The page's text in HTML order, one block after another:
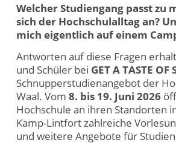
Welcher Studiengang passt zu
sich der Hochschulalltag an?
mich eigentlich auf einem
Antworten auf diese Fragen
und Schüler bei GET A TASTE OF
Schnupperstudienangebot der
Waal. Vom 8. bis 19. Juni 2026
Hochschule an ihren Standorten
Kamp-Lintfort zahlreiche
und weitere Angebote für